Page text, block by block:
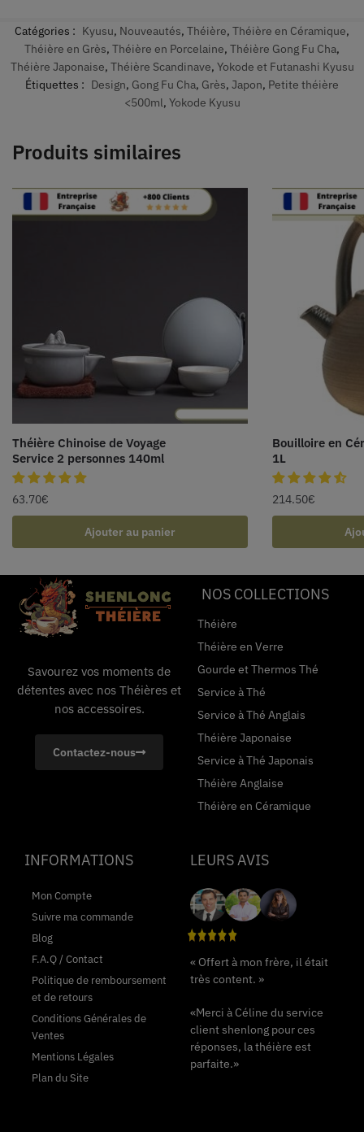
Catégories : Kyusu, Nouveautés, Théière, Théière en Céramique,
Théière en Grès, Théière en Porcelaine, Théière Gong Fu Cha,
Théière Japonaise, Théière Scandinave, Yokode et Futanashi Kyusu
Étiquettes : Design, Gong Fu Cha, Grès, Japon, Petite théière
<500ml, Yokode Kyusu
Produits similaires
Théière Chinoise de Voyage
Service 2 personnes 140ml
63.70€
Ajouter au panier
Bouilloire en
1L
214.50€
Savourez vos moments de
détentes avec nos Théières et
nos accessoires.
Contactez-nous
NOS COLLECTIONS
Théière
Théière en Verre
Gourde et Thermos Thé
Service à Thé
Service à Thé Anglais
Théière Japonaise
Service à Thé Japonais
Théière Anglaise
Théière en Céramique
INFORMATIONS
Mon Compte
Suivre ma commande
Blog
F.A.Q / Contact
Politique de remboursement
et de retours
Conditions Générales de
Ventes
Mentions Légales
Plan du Site
LEURS AVIS
« Offert à mon frère, il était
très content. »
«Merci à Céline du service
client shenlong pour ces
réponses, la théière est
parfaite.»